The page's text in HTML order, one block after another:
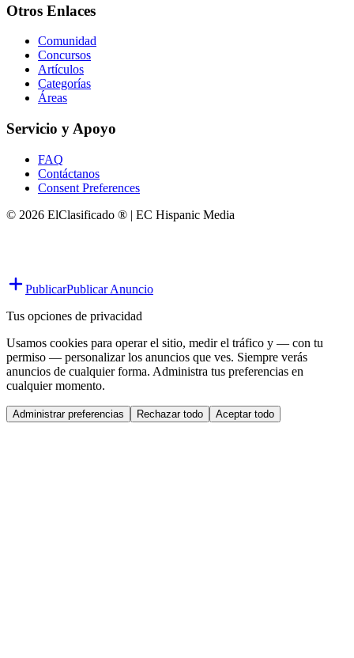
Otros Enlaces
Comunidad
Concursos
Artículos
Categorías
Áreas
Servicio y Apoyo
FAQ
Contáctanos
Consent Preferences
© 2026 ElClasificado ® | EC Hispanic Media
PublicarPublicar Anuncio
Tus opciones de privacidad
Usamos cookies para operar el sitio, medir el tráfico y — con tu
permiso — personalizar los anuncios que ves. Siempre verás
anuncios de cualquier forma. Administra tus preferencias en
cualquier momento.
Administrar preferencias Rechazar todo Aceptar todo